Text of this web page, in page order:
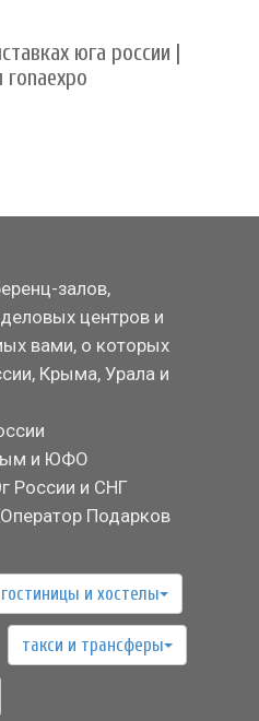
юга россии |
ronaexpo
залов,
центров и
вами, о которых
Крыма, Урала и
и ЮФО
России и СНГ
Подарков
гостиницы и хостелы
такси и трансферы